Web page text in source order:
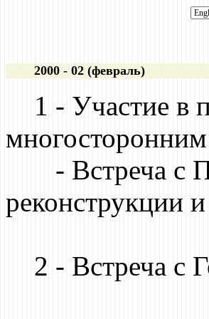
2000 - 02 (февраль)
1 - Участие в
- Встреча с
реконструкции
2 - Встреча с